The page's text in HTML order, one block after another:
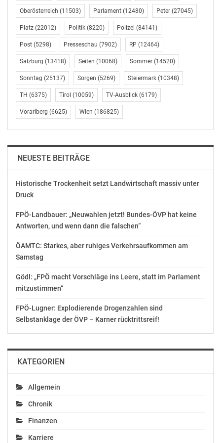
Geschichte der USA und auch die erste Schwarze auf
diesem Posten.
Beide TV-Duelle überträgt das ZDF im Zweikanalton:
Deutsch / Englisch.
Im programmlichen Vorlauf auf das TV-Duell der Vizes
sendet das ZDF am Mittwoch, 7. Oktober 2020, 0.50
Uhr, die Dokumentation „Election Game – Amerikas
Wahlsystem in der Krise“, die am 2. September 2020,
erstmals in ZDFinfo zu sehen war und in der
Schäfer zeigt, dass im „Land of the Free“ freie und faire
Wahlkreise manipuliert – und Wahlkampfspenden
fließen ohne Limit.
Ansprechpartner: Thomas Hagedorn, Telefon: 06131 –
Presse-Desk, Telefon: 06131 – 70-12108,
pressedesk@zdf.de
Fotos sind erhältlich über ZDF Presse und Information,
70-16100, und über
https://presseportal.zdf.de/presse/uswahl2020
der
ZDFmediathek: https://kurz.zdf.de/GMq/
zdfheute in der ZDFmediathek: http://zdfheute.de
Oberösterreich (11503) Parlament (12480) Peter (27045)
Platz (22012) Politik (8220) Polizei (84141)
Post (5298) Presseschau (7902) RP (12464)
Salzburg (13418) Seiten (10068) Sommer (14520)
Sonntag (25137) Sorgen (5269) Steiermark (10348)
TH (6375) Tirol (10059) TV-Ausblick (6179)
Vorarlberg (6625) Wien (186825)
NEUESTE BEITRÄGE
Historische Trockenheit setzt Landwirtschaft massiv unter
Druck
FPÖ-Landbauer: „Neuwahlen jetzt! Bundes-ÖVP hat keine
Antworten, und wenn dann die falschen“
ÖAMTC: Starkes, aber ruhiges Verkehrsaufkommen am
Samstag
Gödl: „FPÖ macht Vorschläge ins Leere, statt im Parlament
mitzustimmen“
FPÖ-Lugner: Explodierende Drogenzahlen sind
Selbstanklage der ÖVP – Karner rücktrittsreif!
KATEGORIEN
Allgemein
Chronik
Finanzen
Karriere